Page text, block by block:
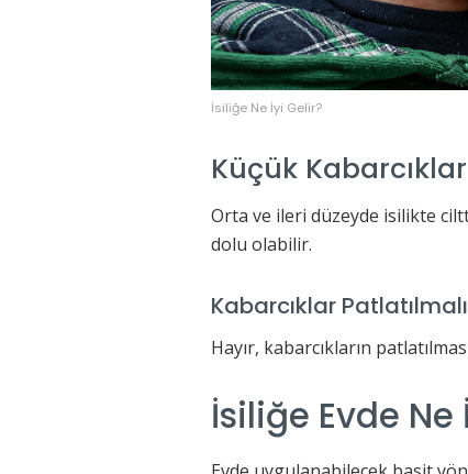
İsiliğe Ne İyi Gelir?
Küçük Kabarcıklar
Orta ve ileri düzeyde isilikte
dolu olabilir.
Kabarcıklar
Hayır, kabarcıkların
İsiliğe Evde Ne